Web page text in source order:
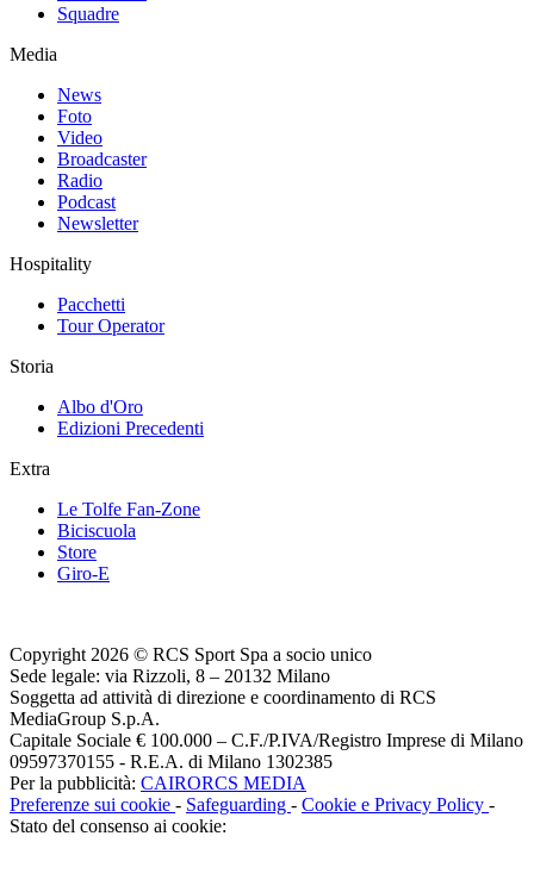
Squadre
Media
News
Foto
Video
Broadcaster
Radio
Podcast
Newsletter
Hospitality
Pacchetti
Tour Operator
Storia
Albo d'Oro
Edizioni Precedenti
Extra
Le Tolfe Fan-Zone
Biciscuola
Store
Giro-E
Copyright 2026 © RCS Sport Spa a socio unico
Sede legale: via Rizzoli, 8 – 20132 Milano
Soggetta ad attività di direzione e coordinamento di RCS
MediaGroup S.p.A.
Capitale Sociale € 100.000 – C.F./P.IVA/Registro Imprese di Milano
09597370155 - R.E.A. di Milano 1302385
Per la pubblicità: CAIRORCS MEDIA
Preferenze sui cookie - Safeguarding - Cookie e Privacy Policy -
Stato del consenso ai cookie: